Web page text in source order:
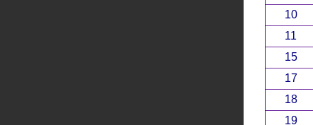
10
11
15
17
18
19